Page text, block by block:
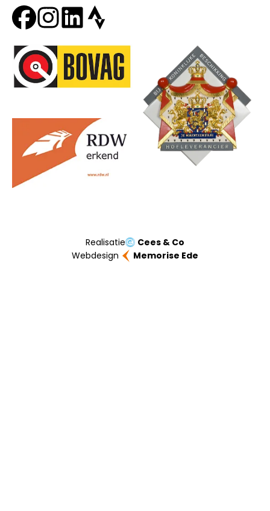
Onze partners
Realisatie
Cees & Co
Webdesign
Memorise Ede